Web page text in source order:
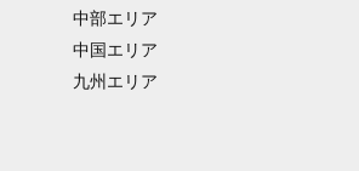
中部エリア
中国エリア
九州エリア